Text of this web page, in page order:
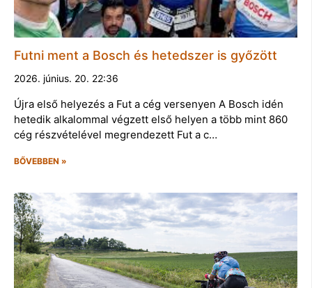
Futni ment a Bosch és hetedszer is győzött
2026. június. 20. 22:36
Újra első helyezés a Fut a cég versenyen A Bosch idén
hetedik alkalommal végzett első helyen a több mint 860
cég részvételével megrendezett Fut a c…
BŐVEBBEN »